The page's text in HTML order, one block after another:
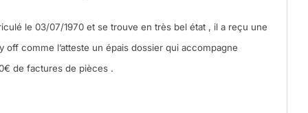
le 03/07/1970 et se trouve en très bel état , il a reçu une
off comme l’atteste un épais dossier qui accompagne
de factures de pièces .